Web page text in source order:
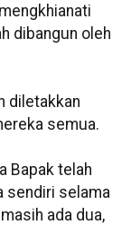
dibangun oleh
diletakkan
semua.
Bapak telah
sendiri selama
ada dua,